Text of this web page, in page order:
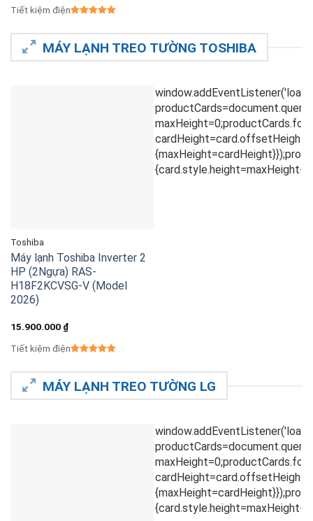
Tiết kiệm điện
MÁY LẠNH TREO TƯỜNG TOSHIBA
Toshiba
Máy lạnh Toshiba Inverter 2
HP (2Ngựa) RAS-
H18F2KCVSG-V (Model
2026)
15.900.000 ₫
Tiết kiệm điện
MÁY LẠNH TREO TƯỜNG LG